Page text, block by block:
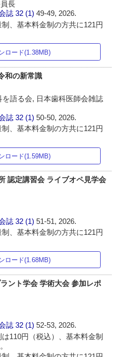
長
誌 32 (1)49-49, 2026.
、基本料金制の方共に121円
ロード(1.38MB)
和の新常識
語る会, 日本歯科医師会雑誌
誌 32 (1)50-50, 2026.
、基本料金制の方共に121円
ロード(1.59MB)
認定講習会 ライブオペ見学会
誌 32 (1)51-51, 2026.
、基本料金制の方共に121円
ロード(1.68MB)
ント学会 学術大会 参加レポ
誌 32 (1)52-53, 2026.
110円（税込）、基本料金制